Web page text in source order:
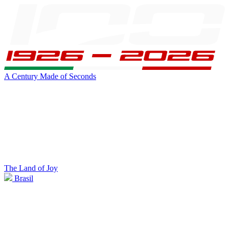
A Century Made of Seconds
The Land of Joy
Brasil